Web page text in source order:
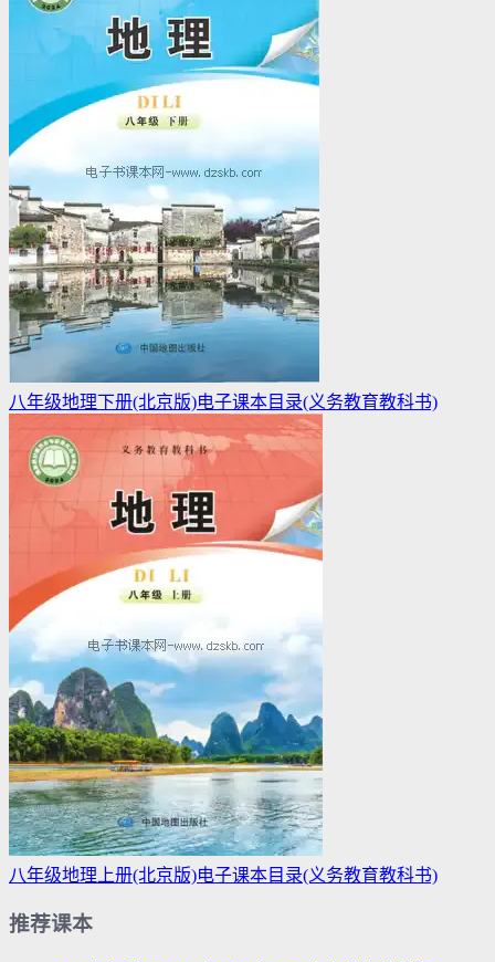
八年级地理下册(北京版)电子课本目录(义务教育教科书)
八年级地理上册(北京版)电子课本目录(义务教育教科书)
推荐课本